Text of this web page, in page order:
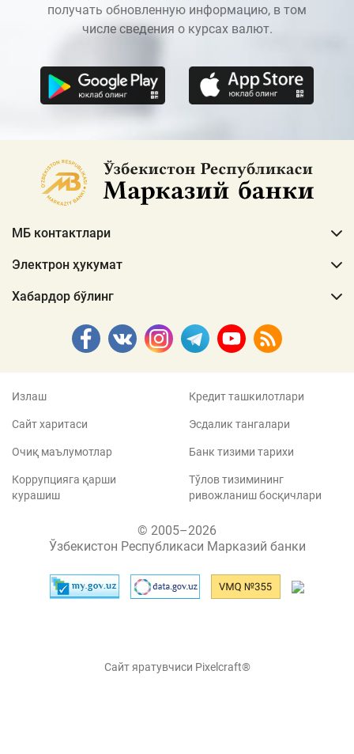
получать обновленную информацию, в том
числе сведения о курсах валют.
МБ контактлари
Электрон ҳукумат
Хабардор бўлинг
Излаш
Сайт харитаси
Очиқ маълумотлар
Коррупцияга қарши
курашиш
Кредит ташкилотлари
Эсдалик тангалари
Банк тизими тарихи
Тўлов тизимининг
ривожланиш босқичлари
© 2005–2026
Ўзбекистон Республикаси Марказий банки
Сайт яратувчиси Pixelcraft®